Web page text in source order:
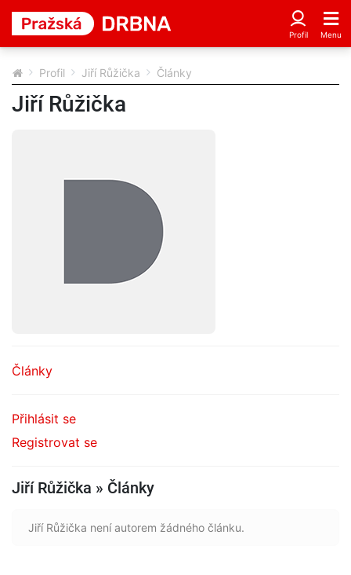
Profil Jiří Růžička Články
Jiří Růžička
Články
Přihlásit se
Registrovat se
Jiří Růžička » Články
Jiří Růžička není autorem žádného článku.